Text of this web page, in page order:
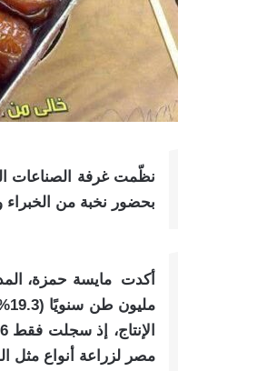
نظّمت غرفة الصناعات
بحضور نخبة من الخبراء
مصر لزراعة أنواع مثل